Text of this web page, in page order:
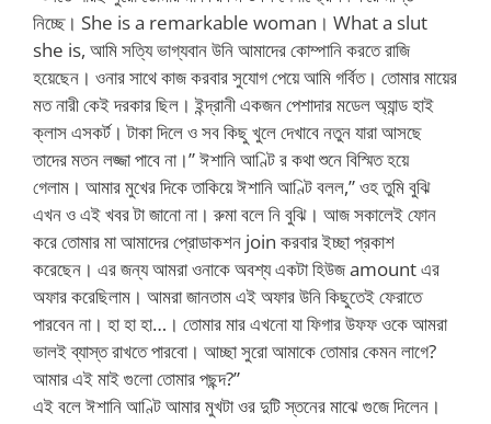
নিচ্ছে। She is a remarkable woman। What a slut
she is, আমি সত্যি ভাগ্যবান উনি আমাদের কোম্পানি করতে রাজি
হয়েছেন। ওনার সাথে কাজ করবার সুযোগ পেয়ে আমি গর্বিত। তোমার মায়ের
মত নারী কেই দরকার ছিল। ইন্দ্রানী একজন পেশাদার মডেল অ্যান্ড হাই
ক্লাস এসকর্ট। টাকা দিলে ও সব কিছু খুলে দেখাবে নতুন যারা আসছে
তাদের মতন লজ্জা পাবে না।” ঈশানি আণ্টি র কথা শুনে বিস্মিত হয়ে
গেলাম। আমার মুখের দিকে তাকিয়ে ঈশানি আণ্টি বলল,” ওহ তুমি বুঝি
এখন ও এই খবর টা জানো না। রুমা বলে নি বুঝি। আজ সকালেই ফোন
করে তোমার মা আমাদের প্রোডাকশন join করবার ইচ্ছা প্রকাশ
করেছেন। এর জন্য আমরা ওনাকে অবশ্য একটা হিউজ amount এর
অফার করেছিলাম। আমরা জানতাম এই অফার উনি কিছুতেই ফেরাতে
পারবেন না। হা হা হা…। তোমার মার এখনো যা ফিগার উফফ ওকে আমরা
ভালই ব্যাস্ত রাখতে পারবো। আচ্ছা সুরো আমাকে তোমার কেমন লাগে?
আমার এই মাই গুলো তোমার পছন্দ?”
এই বলে ঈশানি আণ্টি আমার মুখটা ওর দুটি স্তনের মাঝে গুজে দিলেন।